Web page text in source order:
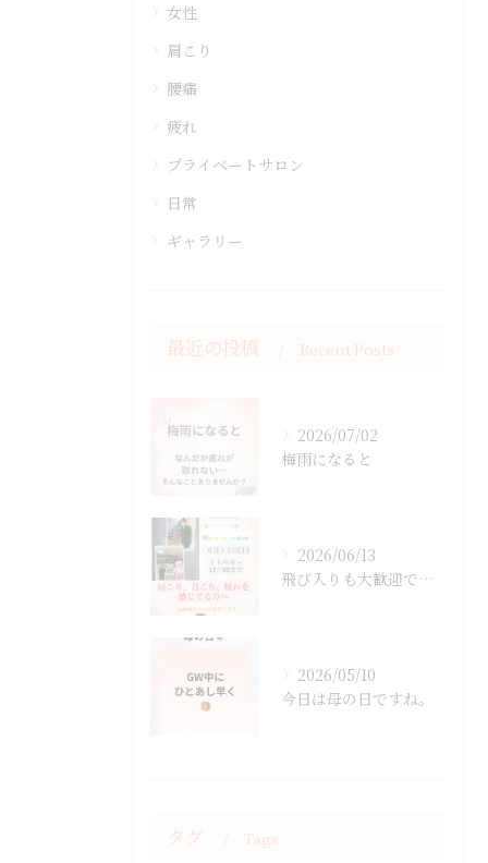
女性
肩こり
腰痛
疲れ
プライベートサロン
日常
ギャラリー
最近の投稿 Recent Posts
2026/07/02
梅雨になると
2026/06/13
飛び入りも大歓迎です。
2026/05/10
今日は母の日ですね。
タグ Tags